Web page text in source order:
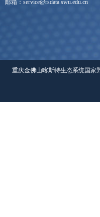
邮箱：service@rsdata.swu.edu.cn
重庆金佛山喀斯特生态系统国家